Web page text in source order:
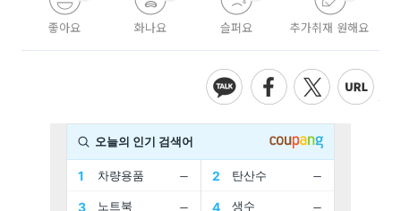
좋아요 화나요 슬퍼요 추가취재 원해요